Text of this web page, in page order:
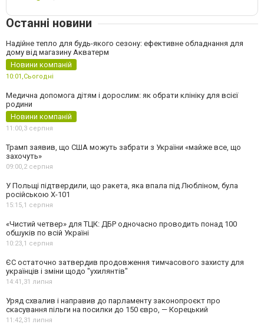
Останні новини
Надійне тепло для будь-якого сезону: ефективне обладнання для
дому від магазину Акватерм
Новини компаній
10:01,Сьогодні
Медична допомога дітям і дорослим: як обрати клініку для всієї
родини
Новини компаній
11:00,3 серпня
Трамп заявив, що США можуть забрати з України «майже все, що
захочуть»
09:00,2 серпня
У Польщі підтвердили, що ракета, яка впала під Любліном, була
російською Х-101
15:15,1 серпня
«Чистий четвер» для ТЦК: ДБР одночасно проводить понад 100
обшуків по всій Україні
10:23,1 серпня
ЄС остаточно затвердив продовження тимчасового захисту для
українців і зміни щодо "ухилянтів"
14:41,31 липня
Уряд схвалив і направив до парламенту законопроєкт про
скасування пільги на посилки до 150 євро, — Корецький
11:42,31 липня